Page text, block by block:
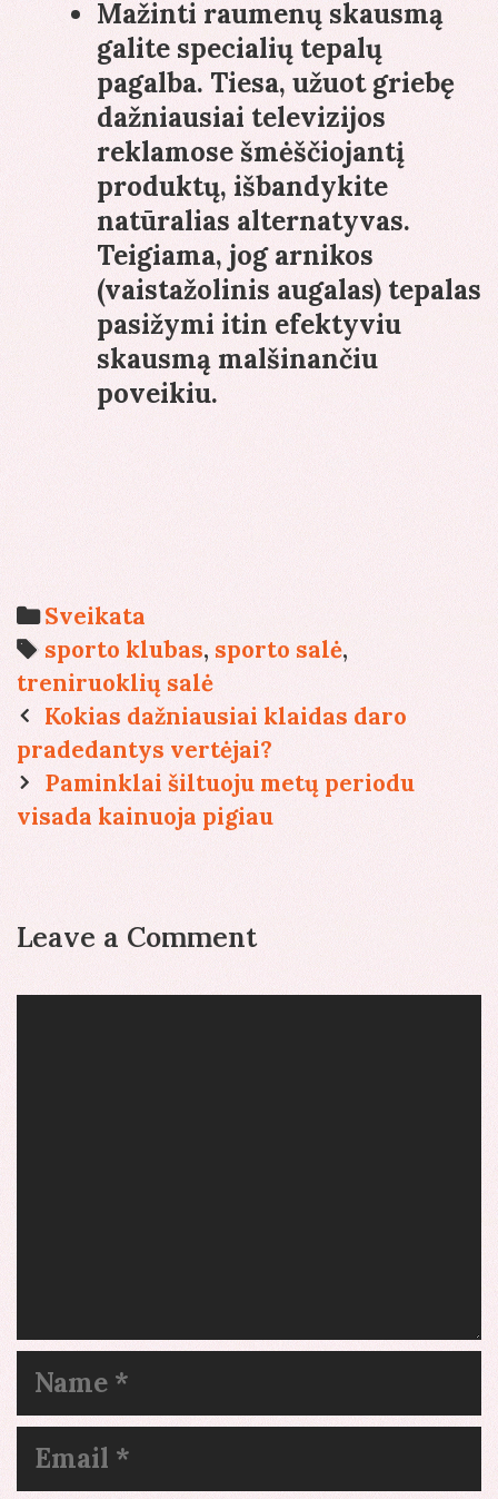
Mažinti raumenų skausmą
galite specialių tepalų
pagalba. Tiesa, užuot griebę
dažniausiai televizijos
reklamose šmėščiojantį
produktų, išbandykite
natūralias alternatyvas.
Teigiama, jog arnikos
(vaistažolinis augalas) tepalas
pasižymi itin efektyviu
skausmą malšinančiu
poveikiu.
Categories
Sveikata
Tags
sporto klubas, sporto salė,
treniruoklių salė
Post
navigation
Kokias dažniausiai klaidas daro
pradedantys vertėjai?
Paminklai šiltuoju metų periodu
visada kainuoja pigiau
Leave a Comment
Name
Email